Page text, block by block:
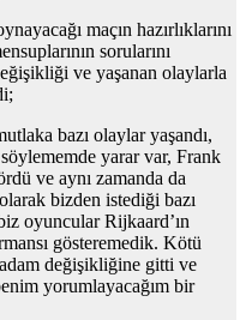
maçın hazırlıklarını
sorularını
ve yaşanan olaylarla
bazı olaylar yaşandı,
yarar var, Frank
ve aynı zamanda da
bizden istediği bazı
oyuncular Rijkaard’ın
gösteremedik. Kötü
değişikliğine gitti ve
yorumlayacağım bir